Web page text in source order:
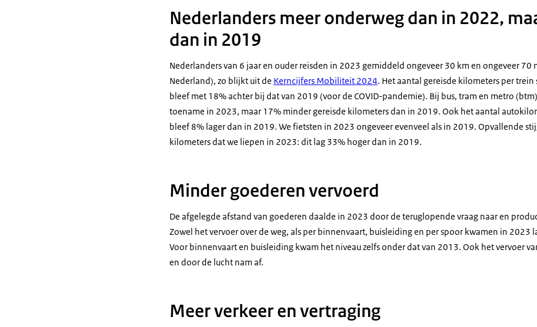
Nederlanders meer onderweg dan in 2022,
dan in 2019
Nederlanders van 6 jaar en ouder reisden in 2023 gemiddeld ongeveer 30 km en ongeveer 70
Nederland), zo blijkt uit de Kerncijfers Mobiliteit 2024. Het aantal gereisde kilometers per
bleef met 18% achter bij dat van 2019 (voor de COVID-pandemie). Bij bus, tram en metro
toename in 2023, maar 17% minder gereisde kilometers dan in 2019. Ook het aantal
bleef 8% lager dan in 2019. We fietsten in 2023 ongeveer evenveel als in 2019. Opvallende
kilometers dat we liepen in 2023: dit lag 33% hoger dan in 2019.
Minder goederen vervoerd
De afgelegde afstand van goederen daalde in 2023 door de teruglopende vraag naar en
Zowel het vervoer over de weg, als per binnenvaart, buisleiding en per spoor kwamen in 2023
Voor binnenvaart en buisleiding kwam het niveau zelfs onder dat van 2013. Ook het vervoer
en door de lucht nam af.
Meer verkeer en vertraging